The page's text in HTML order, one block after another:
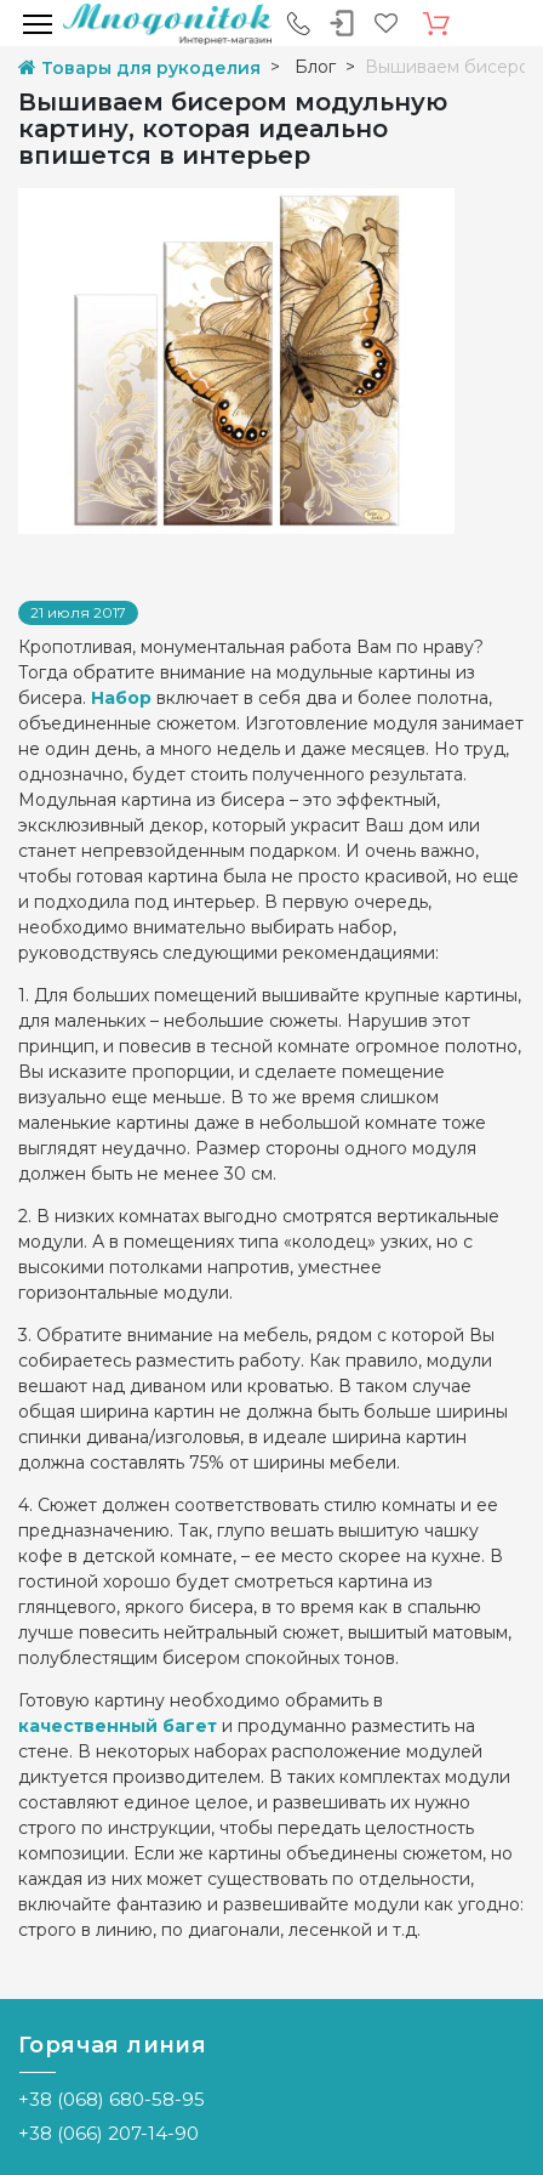
Товары для рукоделия Блог Вышиваем бисером
Вышиваем бисером модульную
картину, которая идеально
впишется в интерьер
21 июля 2017
Кропотливая, монументальная работа Вам по нраву?
Тогда обратите внимание на модульные картины из
бисера. Набор включает в себя два и более полотна,
объединенные сюжетом. Изготовление модуля занимает
не один день, а много недель и даже месяцев. Но труд,
однозначно, будет стоить полученного результата.
Модульная картина из бисера – это эффектный,
эксклюзивный декор, который украсит Ваш дом или
станет непревзойденным подарком. И очень важно,
чтобы готовая картина была не просто красивой, но еще
и подходила под интерьер. В первую очередь,
необходимо внимательно выбирать набор,
руководствуясь следующими рекомендациями:
1. Для больших помещений вышивайте крупные картины,
для маленьких – небольшие сюжеты. Нарушив этот
принцип, и повесив в тесной комнате огромное полотно,
Вы исказите пропорции, и сделаете помещение
визуально еще меньше. В то же время слишком
маленькие картины даже в небольшой комнате тоже
выглядят неудачно. Размер стороны одного модуля
должен быть не менее 30 см.
2. В низких комнатах выгодно смотрятся вертикальные
модули. А в помещениях типа «колодец» узких, но с
высокими потолками напротив, уместнее
горизонтальные модули.
3. Обратите внимание на мебель, рядом с которой Вы
собираетесь разместить работу. Как правило, модули
вешают над диваном или кроватью. В таком случае
общая ширина картин не должна быть больше ширины
спинки дивана/изголовья, в идеале ширина картин
должна составлять 75% от ширины мебели.
4. Сюжет должен соответствовать стилю комнаты и ее
предназначению. Так, глупо вешать вышитую чашку
кофе в детской комнате, – ее место скорее на кухне. В
гостиной хорошо будет смотреться картина из
глянцевого, яркого бисера, в то время как в спальню
лучше повесить нейтральный сюжет, вышитый матовым,
полублестящим бисером спокойных тонов.
Готовую картину необходимо обрамить в
качественный багет и продуманно разместить на
стене. В некоторых наборах расположение модулей
диктуется производителем. В таких комплектах модули
составляют единое целое, и развешивать их нужно
строго по инструкции, чтобы передать целостность
композиции. Если же картины объединены сюжетом, но
каждая из них может существовать по отдельности,
включайте фантазию и развешивайте модули как угодно:
строго в линию, по диагонали, лесенкой и т.д.
Горячая линия
+38 (068) 680-58-95
+38 (066) 207-14-90